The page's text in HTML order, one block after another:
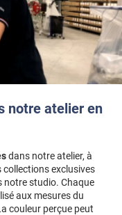
notre atelier en
dans notre atelier, à
collections exclusives
notre studio. Chaque
aux mesures du
couleur perçue peut